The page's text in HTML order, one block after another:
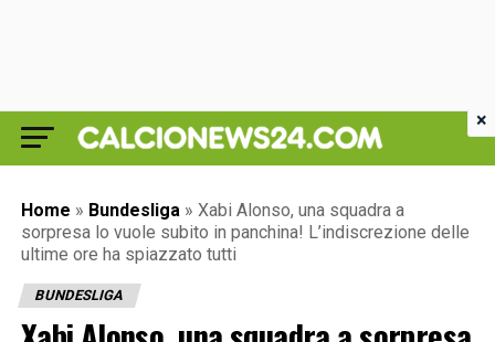
Home » Bundesliga » Xabi Alonso, una squadra a
sorpresa lo vuole subito in panchina! L’indiscrezione delle
ultime ore ha spiazzato tutti
BUNDESLIGA
×